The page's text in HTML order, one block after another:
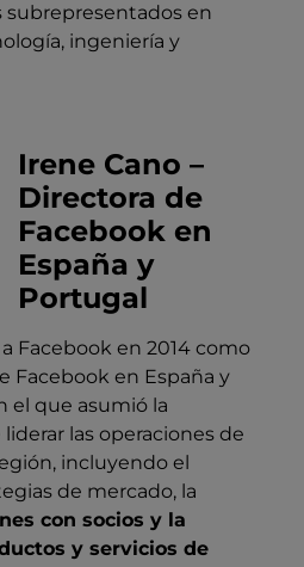
subrepresentados en
ingeniería y
Irene Cano –
Directora de
Facebook en
España y
Portugal
Facebook en 2014 como
Facebook en España y
el que asumió la
las operaciones de
incluyendo el
de mercado, la
con socios y la
y servicios de